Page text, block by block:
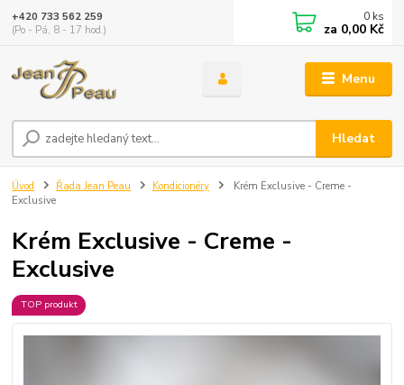
Menu
Hledat
+420 733 562 259
(Po - Pá, 8 - 17 hod.)
0 ks
za 0,00 Kč
Úvod Řada Jean Peau Kondicionéry
Krém Exclusive - Creme -
Exclusive
Krém Exclusive - Creme -
Exclusive
TOP produkt